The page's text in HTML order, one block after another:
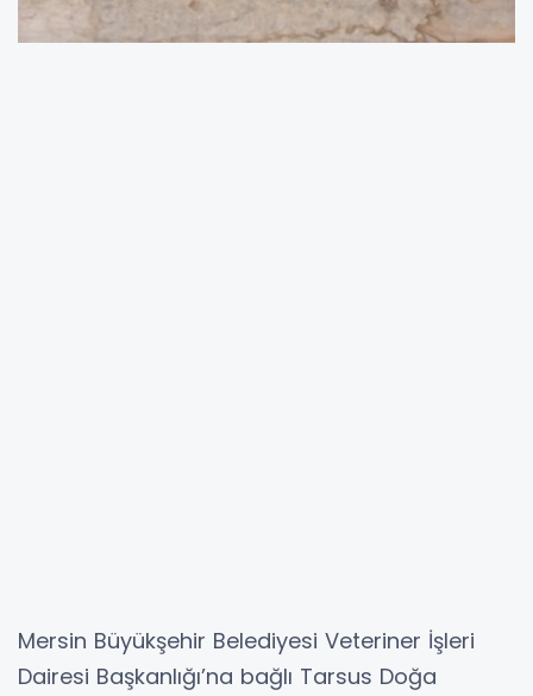
Mersin Büyükşehir Belediyesi Veteriner İşleri
Dairesi Başkanlığı’na bağlı Tarsus Doğa